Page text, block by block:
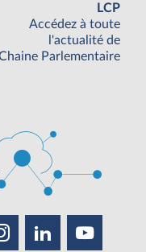
LCP
Accédez à toute
l'actualité de
Parlementaire